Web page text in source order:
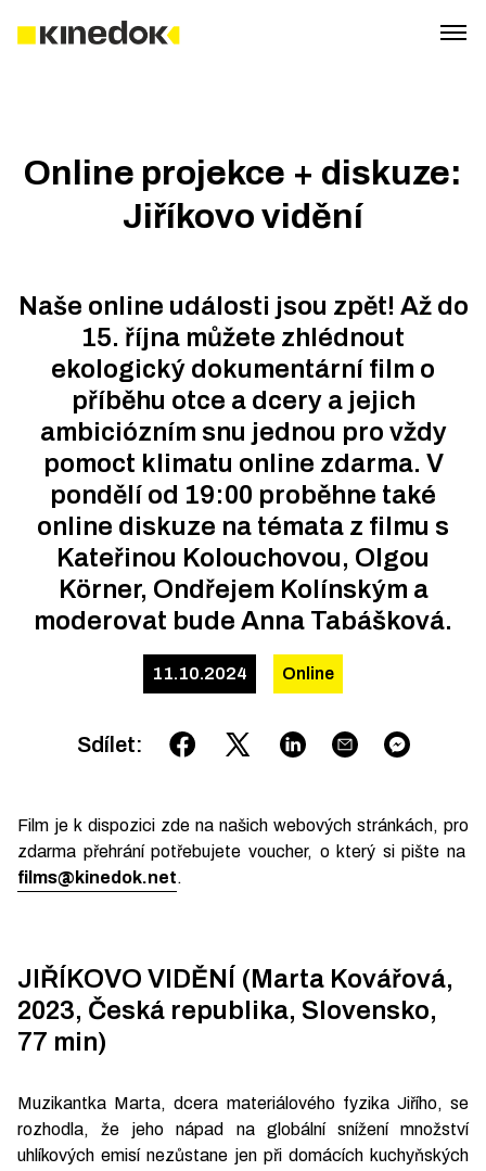
Online projekce + diskuze:
Jiříkovo vidění
Naše online události jsou zpět! Až do
15. října můžete zhlédnout
ekologický dokumentární film o
příběhu otce a dcery a jejich
ambiciózním snu jednou pro vždy
pomoct klimatu online zdarma. V
pondělí od 19:00 proběhne také
online diskuze na témata z filmu s
Kateřinou Kolouchovou, Olgou
Körner, Ondřejem Kolínským a
moderovat bude Anna Tabášková.
11.10.2024 Online
Sdílet:
Film je k dispozici zde na našich webových stránkách, pro
zdarma přehrání potřebujete voucher, o který si pište na
films@kinedok.net.
JIŘÍKOVO VIDĚNÍ (Marta Kovářová,
2023, Česká republika, Slovensko,
77 min)
Muzikantka Marta, dcera materiálového fyzika Jiřího, se
rozhodla, že jeho nápad na globální snížení množství
uhlíkových emisí nezůstane jen při domácích kuchyňských